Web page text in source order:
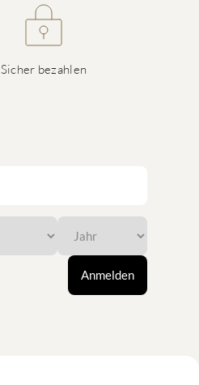
Sicher bezahlen
Anmelden